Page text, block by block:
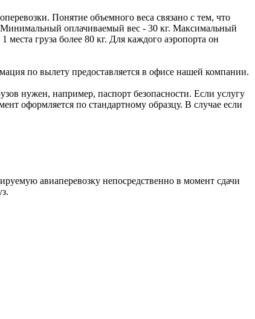
Понятие объемного веса связано с тем, что
оплачиваемый вес - 30 кг. Максимальный
груза более 80 кг. Для каждого аэропорта он
по вылету предоставляется в офисе нашей компании.
нужен, например, паспорт безопасности. Если услугу
оформляется по стандартному образцу. В случае если
авиаперевозку непосредственно в момент сдачи